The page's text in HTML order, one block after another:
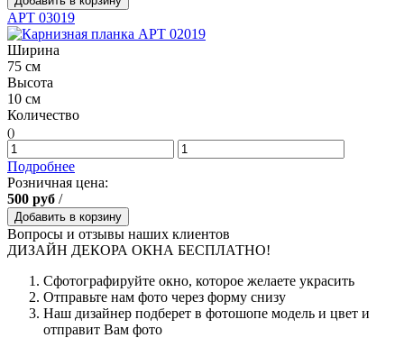
АРТ 03019
Ширина
75 см
Высота
10 см
Количество
()
Подробнее
Розничная цена:
500 руб /
Добавить в корзину
Вопросы и отзывы наших клиентов
ДИЗАЙН ДЕКОРА ОКНА БЕСПЛАТНО!
Сфотографируйте окно, которое желаете украсить
Отправьте нам фото через форму снизу
Наш дизайнер подберет в фотошопе модель и цвет и
отправит Вам фото